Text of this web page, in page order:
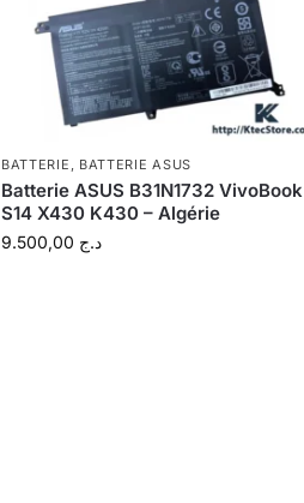
BATTERIE , BATTERIE ASUS
Batterie ASUS B31N1732 VivoBook
S14 X430 K430 – Algérie
د.ج